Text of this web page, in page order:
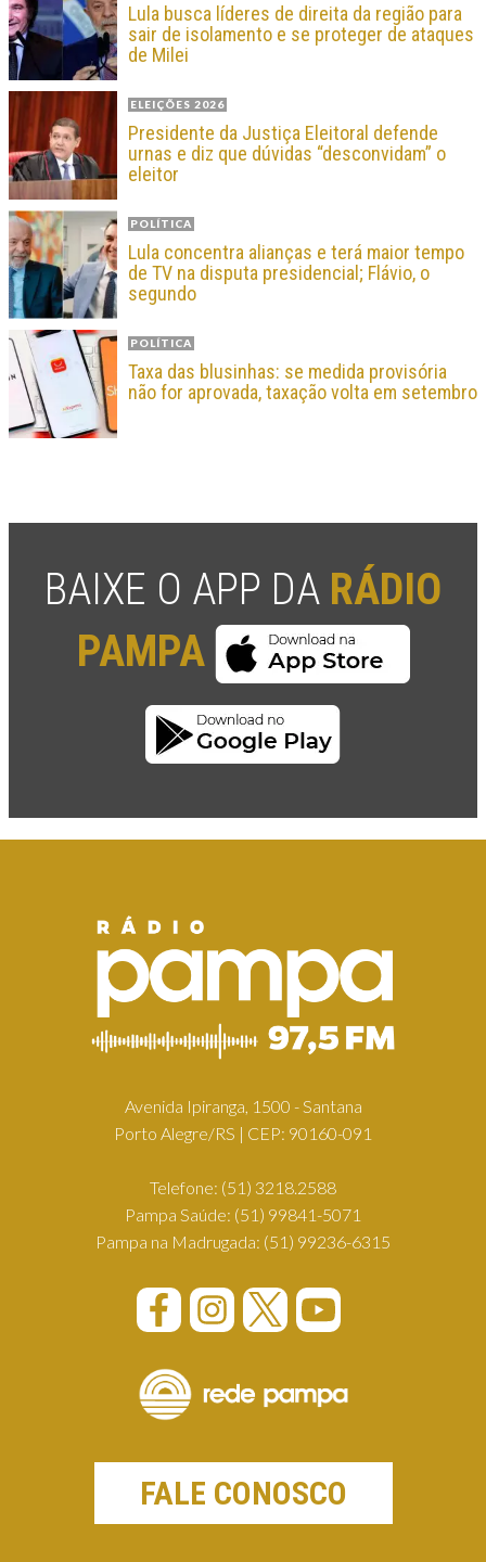
Lula busca líderes de direita da região para
sair de isolamento e se proteger de ataques
de Milei
ELEIÇÕES 2026
Presidente da Justiça Eleitoral defende
urnas e diz que dúvidas “desconvidam” o
eleitor
POLÍTICA
Lula concentra alianças e terá maior tempo
de TV na disputa presidencial; Flávio, o
segundo
POLÍTICA
Taxa das blusinhas: se medida provisória
não for aprovada, taxação volta em setembro
BAIXE O APP DA RÁDIO
PAMPA
Avenida Ipiranga, 1500 - Santana
Porto Alegre/RS | CEP: 90160-091
Telefone: (51) 3218.2588
Pampa Saúde: (51) 99841-5071
Pampa na Madrugada: (51) 99236-6315
FALE CONOSCO